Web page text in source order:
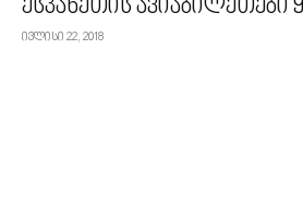
ესპანეთის ავიაბილეთები
ივლისი 22, 2018